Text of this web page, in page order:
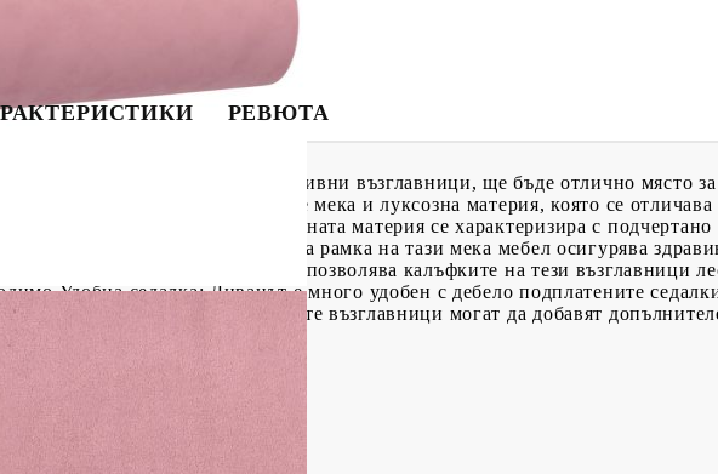
РЕВЮТА
с модерен дизайн и декоративни възглавници, ще бъде отлично място за
Меко кадифе: Кадифето е мека и луксозна материя, която се отличава
за гладка повърхност. Кадифената материя се характеризира с
и стабилна рамка: Металната рамка на тази мека мебел осигурява
Затварянето с цип позволява калъфките на тези възглавници
седалка: Диванът е много удобен с дебело подплатените
гърба. Освен това декоративните възглавници могат да добавят
метал, textilene